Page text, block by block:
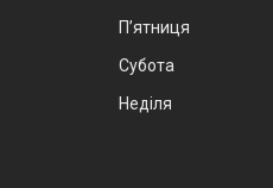
Пʼятниця
Субота
Неділя